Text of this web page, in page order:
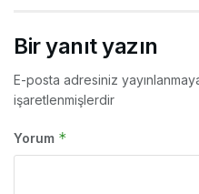
Bir yanıt yazın
E-posta adresiniz
işaretlenmişlerdir
Yorum *